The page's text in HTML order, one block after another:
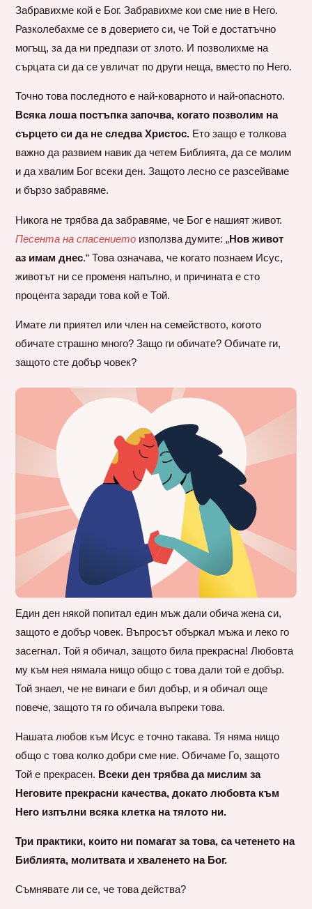
Забравихме кой е Бог. Забравихме кои сме ние в Него.
Разколебахме се в доверието си, че Той е достатъчно
могъщ, за да ни предпази от злото. И позволихме на
сърцата си да се увличат по други неща, вместо по Него.
Точно това последното е най-коварното и най-опасното.
Всяка лоша постъпка започва, когато позволим на
сърцето си да не следва Христос. Ето защо е толкова
важно да развием навик да четем Библията, да се молим
и да хвалим Бог всеки ден. Защото лесно се разсейваме
и бързо забравяме.
Никога не трябва да забравяме, че Бог е нашият живот.
Песента на спасението използва думите: „Нов живот
аз имам днес.“ Това означава, че когато познаем Исус,
животът ни се променя напълно, и причината е сто
процента заради това кой е Той.
Имате ли приятел или член на семейството, когото
обичате страшно много? Защо ги обичате? Обичате ги,
защото сте добър човек?
Един ден някой попитал един мъж дали обича жена си,
защото е добър човек. Въпросът объркал мъжа и леко го
засегнал. Той я обичал, защото била прекрасна! Любовта
му към нея нямала нищо общо с това дали той е добър.
Той знаел, че не винаги е бил добър, и я обичал още
повече, защото тя го обичала въпреки това.
Нашата любов към Исус е точно такава. Тя няма нищо
общо с това колко добри сме ние. Обичаме Го, защото
Той е прекрасен. Всеки ден трябва да мислим за
Неговите прекрасни качества, докато любовта към
Него изпълни всяка клетка на тялото ни.
Три практики, които ни помагат за това, са четенето на
Библията, молитвата и хваленето на Бог.
Съмнявате ли се, че това действа?